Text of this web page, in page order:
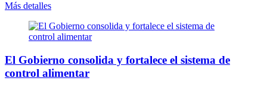
Más detalles
El Gobierno consolida y fortalece el sistema de
control alimentar